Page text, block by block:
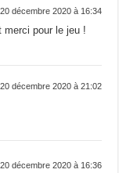
20 décembre 2020 à 16:34
merci pour le jeu !
20 décembre 2020 à 21:02
20 décembre 2020 à 16:36